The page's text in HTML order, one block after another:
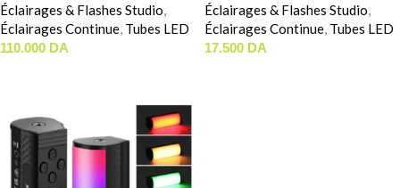
Éclairages & Flashes Studio,
Éclairages Continue, Tubes LED
110.000 DA
Éclairages & Flashes Studio,
Éclairages Continue, Tubes LED
17.500 DA